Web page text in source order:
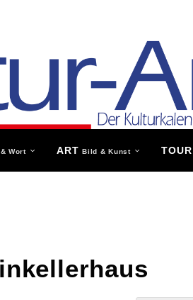
Wort ARTBild & Kunst TOUR